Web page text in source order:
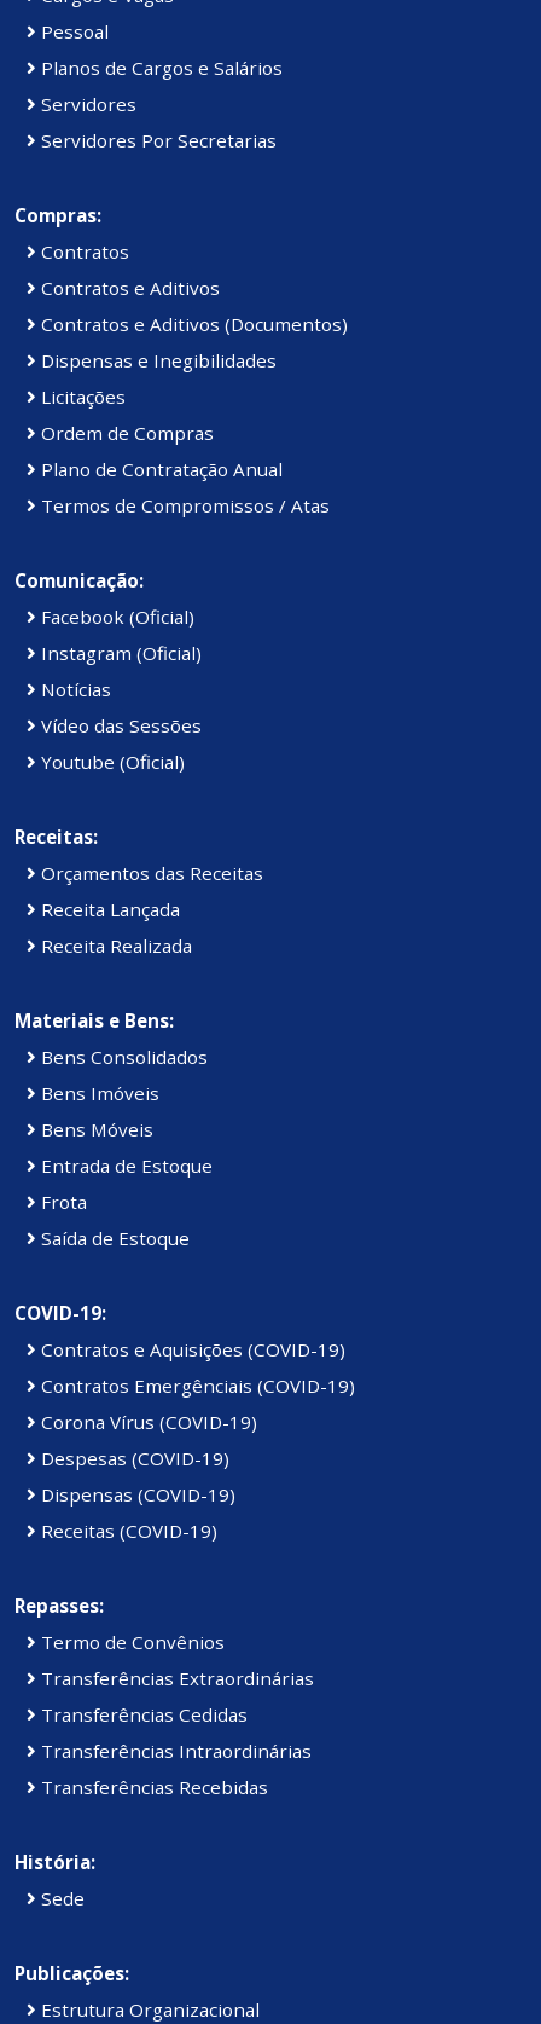
Pessoal
Planos de Cargos e Salários
Servidores
Servidores Por Secretarias
Compras:
Contratos
Contratos e Aditivos
Contratos e Aditivos (Documentos)
Dispensas e Inegibilidades
Licitações
Ordem de Compras
Plano de Contratação Anual
Termos de Compromissos / Atas
Comunicação:
Facebook (Oficial)
Instagram (Oficial)
Notícias
Vídeo das Sessões
Youtube (Oficial)
Receitas:
Orçamentos das Receitas
Receita Lançada
Receita Realizada
Materiais e Bens:
Bens Consolidados
Bens Imóveis
Bens Móveis
Entrada de Estoque
Frota
Saída de Estoque
COVID-19:
Contratos e Aquisições (COVID-19)
Contratos Emergênciais (COVID-19)
Corona Vírus (COVID-19)
Despesas (COVID-19)
Dispensas (COVID-19)
Receitas (COVID-19)
Repasses:
Termo de Convênios
Transferências Extraordinárias
Transferências Cedidas
Transferências Intraordinárias
Transferências Recebidas
História:
Sede
Publicações:
Estrutura Organizacional